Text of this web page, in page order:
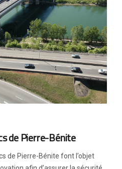
de Pierre-Bénite
de Pierre-Bénite font l’objet